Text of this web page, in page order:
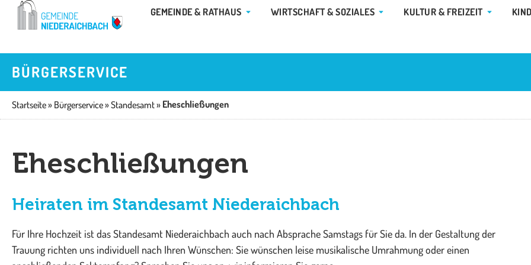
Zum
GEMEINDE & RATHAUS ÖFFNE GEMEINDE & RATHAUS
WIRTSCHAFT & SOZIALES ÖFFNE WIRTSCHAFT & SOZIALES
KULTUR & FREIZEIT ÖFFNE
BÜRGERSERVICE
Startseite» Bürgerservice»Standesamt» Eheschließungen
Eheschließungen
Hei­ra­ten im Stan­des­amt Nie­deraich­bach
Für Ihre Hochzeit ist das Standesamt Niederaichbach auch nach Absprache Samstags für Sie da. In der Gestaltung der
Trauung richten uns individuell nach Ihren Wünschen: Sie wünschen leise musikalische Umrahmung oder einen